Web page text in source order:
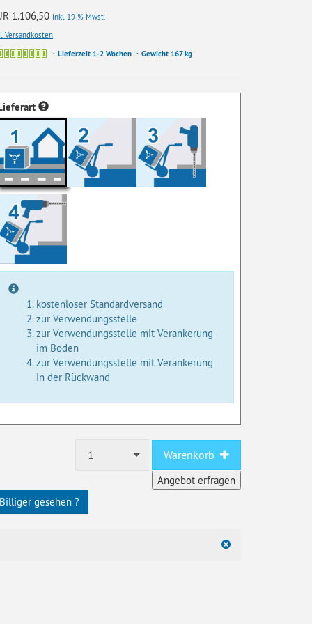
1.106,50 inkl. 19 % Mwst.
Versandkosten
Lieferzeit 1-2 Wochen
Gewicht 167 kg
kostenloser Standardversand
zur Verwendungsstelle
zur Verwendungsstelle mit Verankerung
im Boden
zur Verwendungsstelle mit Verankerung
in der Rückwand
1 Warenkorb
Billiger gesehen ?